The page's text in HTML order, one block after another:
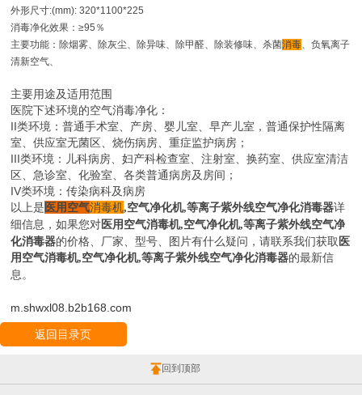
外形尺寸:(mm): 320*1100*225
消毒净化效果：≥95 ％
主要功能：除烟雾、除灰尘、除异味、除甲醛、除装修味、杀菌消毒、负氧离子
清新空气、
主要用途及适用范围
医院下述环境的空气消毒净化：
II类环境：普通手术室、产房、婴儿室、早产儿室，普通保护性隔离
室、供应室无菌区、烧伤病房、重症监护病房；
III类环境：儿科病房、妇产科检查室、注射室、换药室、供应室清洁
区、急诊室、化验室、各类普通病房及房间；
IV类环境：传染病科及病房
以上是医用空气消毒机,空气净化机,等离子紫外线空气净化消毒器详
细信息，如果您对医用空气消毒机,空气净化机,等离子紫外线空气净
化消毒器的价格、厂家、型号、图片有什么疑问，请联系我们获取 医
用空气消毒机,空气净化机,等离子紫外线空气净化消毒器的最新信
息。
m.shwxl08.b2b168.com
返回目录页
回到顶部